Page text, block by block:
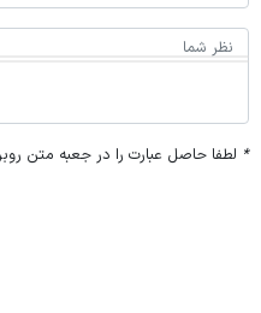
* لطفا حاصل عبارت را در جعبه متن